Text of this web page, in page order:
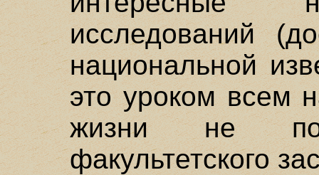
исследований
национальной
это уроком всем
жизни не
факультетского